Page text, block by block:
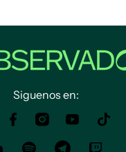
Siguenos en: